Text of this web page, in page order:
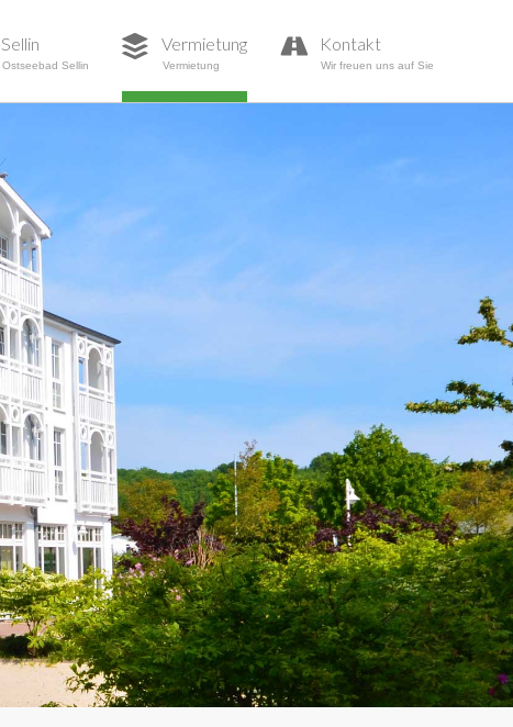
Sellin
Ostseebad Sellin
Vermietung
Vermietung
Kontakt
Wir freuen uns auf Sie